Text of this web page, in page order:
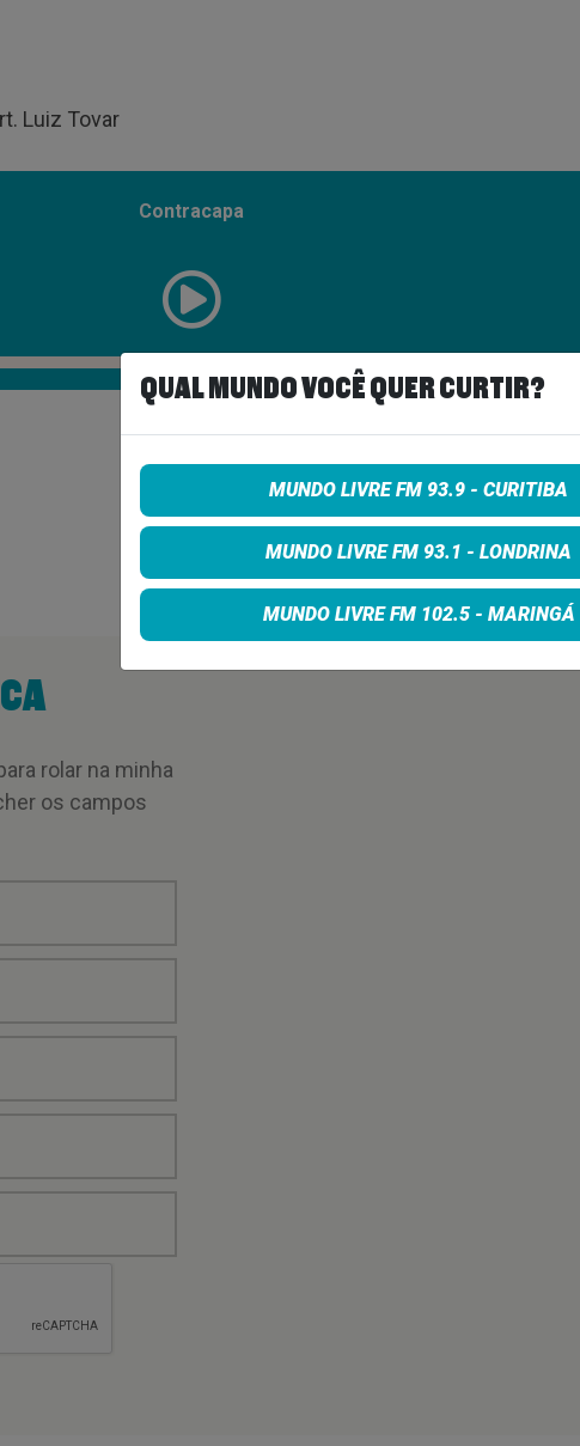
Luiz Tovar
Contracapa
rolar na minha
os campos
QUAL MUNDO VOCÊ QUER CURTIR?
MUNDO LIVRE FM 93.9 - CURITIBA
MUNDO LIVRE FM 93.1 - LONDRINA
MUNDO LIVRE FM 102.5 - MARINGÁ